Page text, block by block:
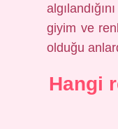
giyim ve
olduğu
Hangi